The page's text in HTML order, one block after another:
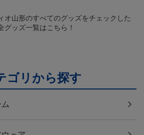
オ山形のすべてのグッズをチェックした
グッズ一覧はこちら！
ゴリから探す